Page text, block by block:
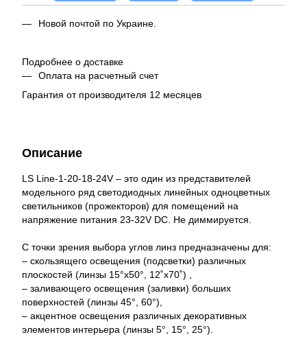
Новой почтой по Украине.
Подробнее о доставке
Оплата на расчетный счет
Гарантия от производителя 12 месяцев
Описание
LS Line-1-20-18-24V – это один из представителей
модельного ряд светодиодных линейных одноцветных
светильников (прожекторов) для помещений на
напряжение питания 23-32V DC. Не диммируется.
С точки зрения выбора углов линз предназначены для:
– скользящего освещения (подсветки) различных
плоскостей (линзы 15°x50°, 12˚x70˚) ,
– заливающего освещения (заливки) больших
поверхностей (линзы 45°, 60°),
– акцентное освещения различных декоративных
элементов интерьера (линзы 5°, 15°, 25°).